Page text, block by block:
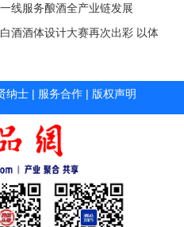
线服务酿酒全产业链发展
酒酒体设计大赛再次出彩 以体
纳士 | 服务合作 | 版权声明